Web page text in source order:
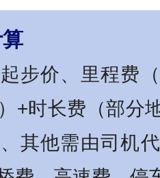
步价、里程费
+时长费（部分
其他需由司机